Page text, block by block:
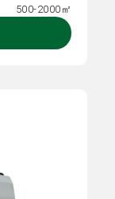
500-2000㎡